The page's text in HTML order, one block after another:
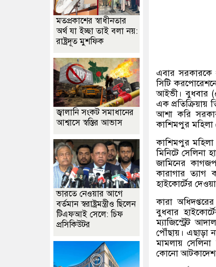
এবার সরকারকে
সিটি
আইভী। বুধবার(
এক প্রতিক্রিয়ায়
আশা করি
কাশিমপুর মহিলা
কাশিমপুর মহিলা
মিনিটে সেলিনা
জামিনের
কারাগার ত্যাগ
হাইকোর্টের
কারা
বুধবার
ম্যাজিস্ট্রেট
পৌঁছায়। এছাড়া
মামলায়
কোনো আটকাদেশ
মতপ্রকাশের স্বাধীনতার
অর্থ যা ইচ্ছা তাই বলা নয়:
রাষ্ট্রদূত মুশফিক
জ্বালানি সংকট সমাধানের
আশ্বাসে স্বস্তির আভাস
ভারতে নেওয়ার আগে
বর্তমান স্বরাষ্ট্রমন্ত্রীও ছিলেন
টিএফআই সেলে: চিফ
প্রসিকিউটর